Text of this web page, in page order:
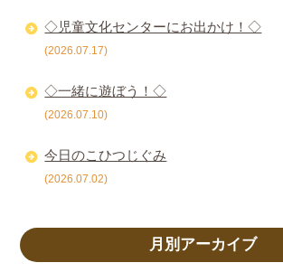
◇児童文化センターにお出かけ！◇
(2026.07.17)
◇一緒に遊ぼう！◇
(2026.07.10)
今日のこひつじぐみ
(2026.07.02)
月別アーカイブ